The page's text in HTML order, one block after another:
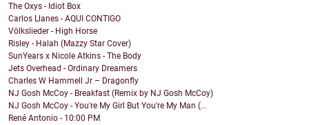
The Oxys - Idiot Box
Carlos Llanes - AQUI CONTIGO
Völkslieder - High Horse
Risley - Halah (Mazzy Star Cover)
SunYears x Nicole Atkins - The Body
Jets Overhead - Ordinary Dreamers
Charles W Hammell Jr – Dragonfly
NJ Gosh McCoy - Breakfast (Remix by NJ Gosh McCoy)
NJ Gosh McCoy - You're My Girl But You're My Man (...
René Antonio - 10:00 PM